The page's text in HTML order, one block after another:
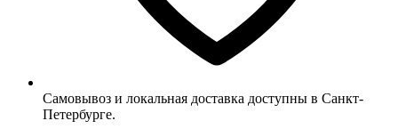
Самовывоз и локальная доставка доступны в Санкт-
Петербурге.